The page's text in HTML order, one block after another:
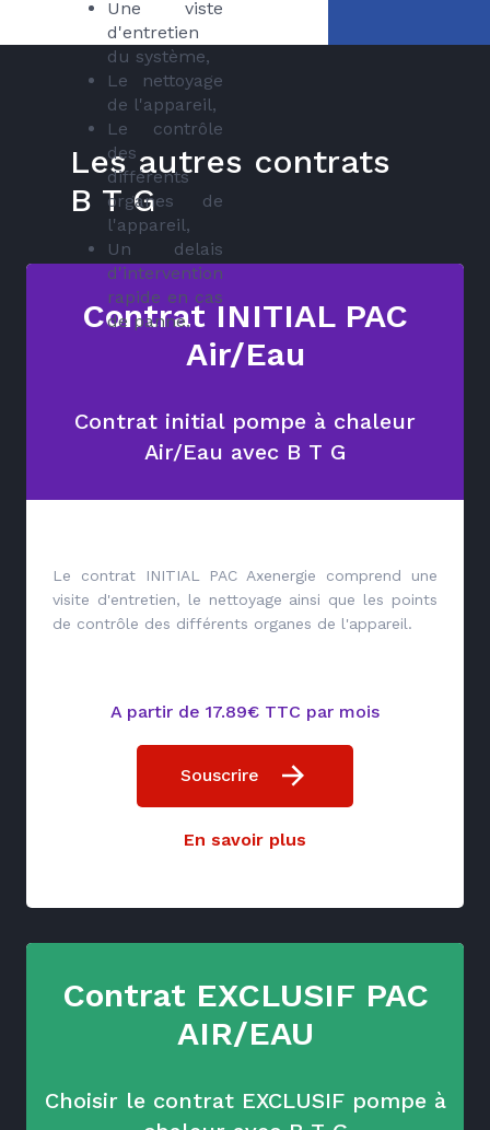
Une viste
d'entretien
du système,
Le nettoyage
de l'appareil,
Le contrôle
des
différents
organes de
l'appareil,
Un delais
d'intervention
rapide en cas
de panne.
Les autres contrats
B T G
Contrat INITIAL PAC
Air/Eau
Contrat initial pompe à chaleur
Air/Eau avec B T G
Le contrat INITIAL PAC Axenergie comprend une
visite d'entretien, le nettoyage ainsi que les points
de contrôle des différents organes de l'appareil.
A partir de 17.89€ TTC par mois
Souscrire
En savoir plus
Contrat EXCLUSIF PAC
AIR/EAU
Choisir le contrat EXCLUSIF pompe à